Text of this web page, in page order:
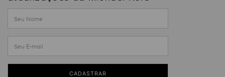
CADASTRAR